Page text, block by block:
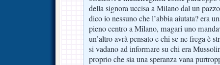
della signora uccisa a Milano dal un
dico io nessuno che l’abbia aiutata? era
pieno centro a Milano, magari uno
un’altro avrà pensato e chi se ne frega è
si vadano ad informare su chi era
proprio che sia una speranza vana